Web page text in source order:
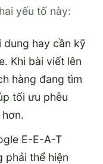
yếu tố này:
dung hay cần kỹ
Khi bài viết lên
hàng đang tìm
tối ưu phễu
E-E-A-T
phải thể hiện